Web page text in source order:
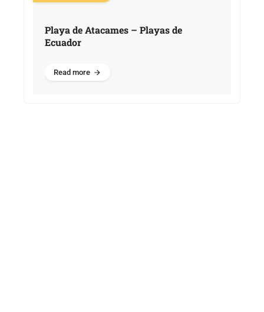
Playa de Atacames – Playas de
Ecuador
Read more